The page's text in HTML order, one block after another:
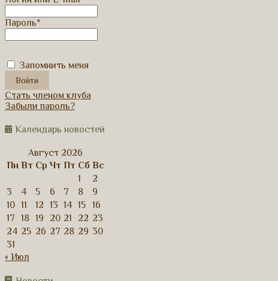
Пароль*
Запомнить меня
Стать членом клуба
Забыли пароль?
Календарь новостей
Август 2026
Пн Вт Ср Чт Пт Сб Вс
1
2
3
4 5 6 7 8
9
10 11 12 13 14 15
16
17
18 19 20 21 22 23
24 25 26 27 28 29 30
31
« Июл